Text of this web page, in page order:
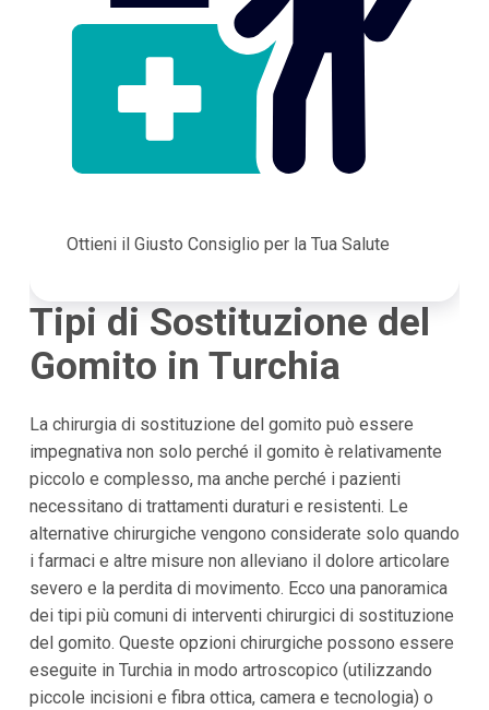
Ottieni il Giusto Consiglio per la Tua Salute
Tipi di Sostituzione del
Gomito in Turchia
La chirurgia di sostituzione del gomito può essere
impegnativa non solo perché il gomito è relativamente
piccolo e complesso, ma anche perché i pazienti
necessitano di trattamenti duraturi e resistenti. Le
alternative chirurgiche vengono considerate solo quando
i farmaci e altre misure non alleviano il dolore articolare
severo e la perdita di movimento. Ecco una panoramica
dei tipi più comuni di interventi chirurgici di sostituzione
del gomito. Queste opzioni chirurgiche possono essere
eseguite in Turchia in modo artroscopico (utilizzando
piccole incisioni e fibra ottica, camera e tecnologia) o